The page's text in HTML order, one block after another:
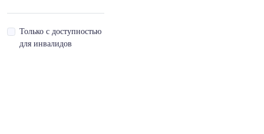
- С,чтение
профессиональной
Только с доступностью
для инвалидов